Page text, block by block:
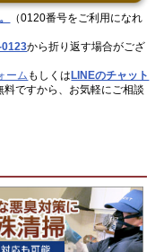
（0120番号をご利用になれ
0123から折り返す場合がござ
ーム もしくはLINEのチャット
ですから、お気軽にご相談